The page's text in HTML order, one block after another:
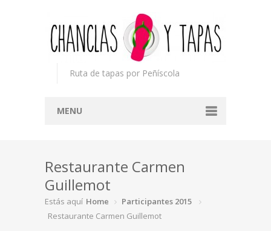
Ruta de tapas por Peñíscola
MENU
Concurso
Participantes
Noticias
Restaurante Carmen
Guillemot
Estás aquí Home
Participantes 2015
Restaurante Carmen Guillemot